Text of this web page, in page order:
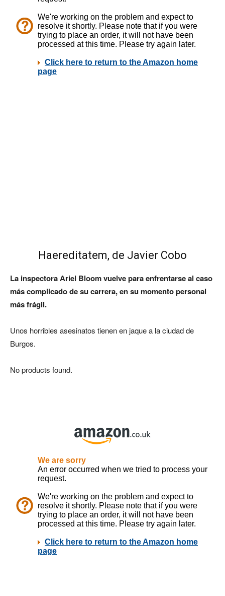
Haereditatem, de Javier Cobo
La inspectora Ariel Bloom vuelve para enfrentarse al caso
más complicado de su carrera, en su momento personal
más frágil.
Unos horribles asesinatos tienen en jaque a la ciudad de
Burgos.
No products found.